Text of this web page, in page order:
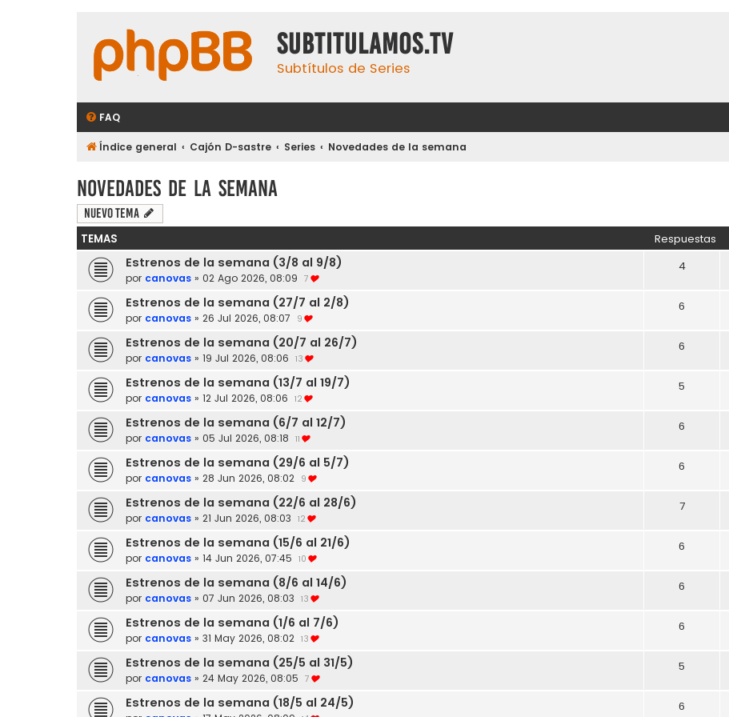
subtitulamos.tv
Subtítulos de Series
FAQ
Índice general Cajón D-sastre Series Novedades de la semana
Novedades de la semana
Nuevo Tema
TEMAS Respuestas
Estrenos de la semana (3/8 al 9/8)
por canovas » 02 Ago 2026, 08:09 7
4
Estrenos de la semana (27/7 al 2/8)
por canovas » 26 Jul 2026, 08:07 9
6
Estrenos de la semana (20/7 al 26/7)
por canovas » 19 Jul 2026, 08:06 13
6
Estrenos de la semana (13/7 al 19/7)
por canovas » 12 Jul 2026, 08:06 12
5
Estrenos de la semana (6/7 al 12/7)
por canovas » 05 Jul 2026, 08:18 11
6
Estrenos de la semana (29/6 al 5/7)
por canovas » 28 Jun 2026, 08:02 9
6
Estrenos de la semana (22/6 al 28/6)
por canovas » 21 Jun 2026, 08:03 12
7
Estrenos de la semana (15/6 al 21/6)
por canovas » 14 Jun 2026, 07:45 10
6
Estrenos de la semana (8/6 al 14/6)
por canovas » 07 Jun 2026, 08:03 13
6
Estrenos de la semana (1/6 al 7/6)
por canovas » 31 May 2026, 08:02 13
6
Estrenos de la semana (25/5 al 31/5)
por canovas » 24 May 2026, 08:05 7
5
Estrenos de la semana (18/5 al 24/5) 6